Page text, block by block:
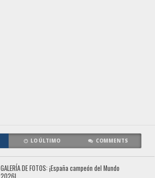
LO ÚLTIMO COMMENTS
GALERÍA DE FOTOS: ¡España campeón del Mundo